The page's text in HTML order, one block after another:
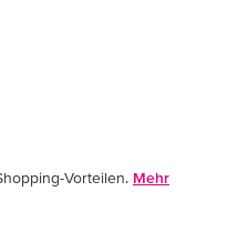
Vorteilen. Mehr